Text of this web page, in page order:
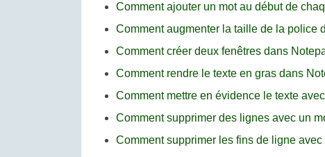
Comment ajouter un mot au début de
Comment augmenter la taille de la police
Comment créer deux fenêtres dans
Comment rendre le texte en gras dans
Comment mettre en évidence le texte
Comment supprimer des lignes avec un
Comment supprimer les fins de ligne